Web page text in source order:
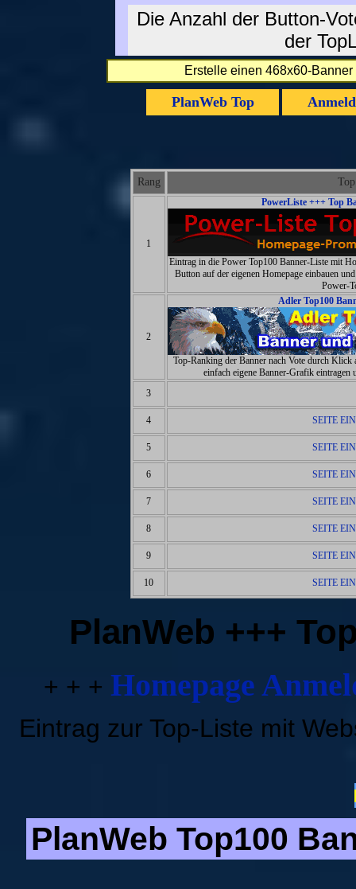
Die Anzahl der Button-
der
Erstelle einen 468x60-
PlanWeb Top
Rang
1
PowerListe +++ Top
Eintrag in die Power Top100 Banner-Liste mit
Button auf der eigenen Homepage einbauen
Power-
2
Adler Top100
Top-Ranking der Banner nach Vote durch
einfach eigene Banner-Grafik
3
4 SEITE
5 SEITE
6 SEITE
7 SEITE
8 SEITE
9 SEITE
10 SEITE
PlanWeb +++
+ + + Homepage
Eintrag zur Top-Liste mit
PlanWeb Top100